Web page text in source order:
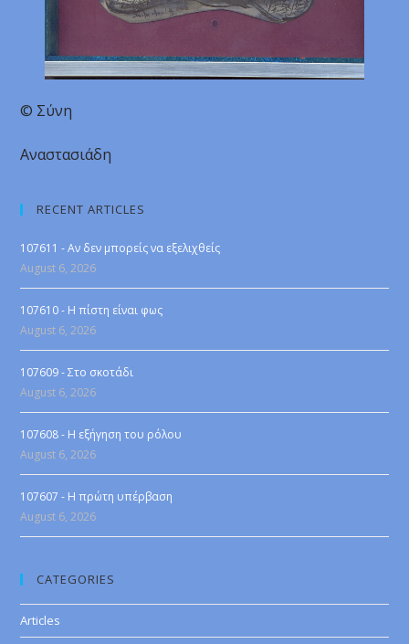
© Σύνη
Αναστασιάδη
RECENT ARTICLES
107611 - Αν δεν μπορείς να εξελιχθείς
August 6, 2026
107610 - Η πίστη είναι φως
August 6, 2026
107609 - Στο σκοτάδι
August 6, 2026
107608 - Η εξήγηση του ρόλου
August 6, 2026
107607 - Η πρώτη υπέρβαση
August 6, 2026
CATEGORIES
Articles